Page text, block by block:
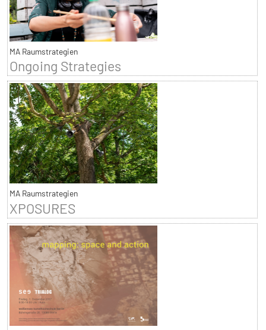
MA Raumstrategien
Ongoing Strategies
MA Raumstrategien
XPOSURES